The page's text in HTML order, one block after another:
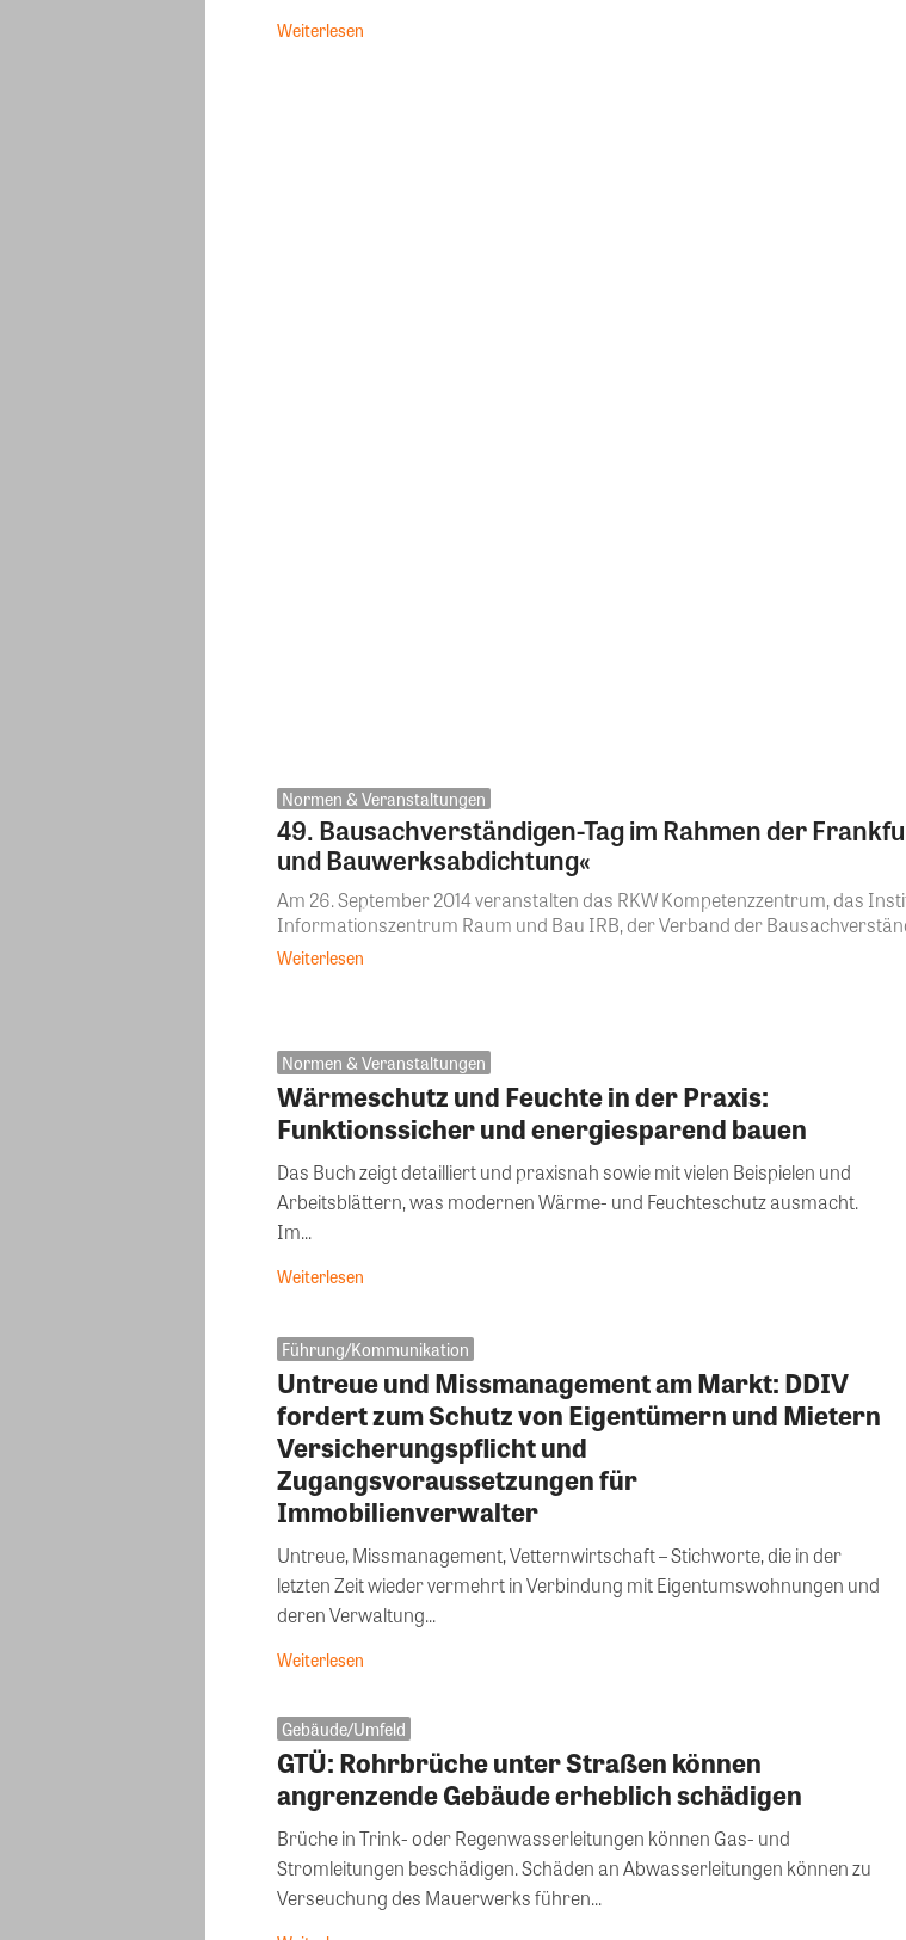
Weiterlesen
Normen & Veranstaltungen
49. Bausachverständigen-Tag im Rahmen der
und Bauwerksabdichtung«
Am 26. September 2014 veranstalten das RKW Kompetenzzentrum, das
Informationszentrum Raum und Bau IRB, der Verband der
Weiterlesen
Normen & Veranstaltungen
Wärmeschutz und Feuchte in der Praxis:
Funktionssicher und energiesparend bauen
Das Buch zeigt detailliert und praxisnah sowie mit vielen Beispielen und
Arbeitsblättern, was modernen Wärme- und Feuchteschutz ausmacht.
Im...
Weiterlesen
Führung/Kommunikation
Untreue und Missmanagement am Markt: DDIV
fordert zum Schutz von Eigentümern und Mietern
Versicherungspflicht und
Zugangsvoraussetzungen für
Immobilienverwalter
Untreue, Missmanagement, Vetternwirtschaft – Stichworte, die in der
letzten Zeit wieder vermehrt in Verbindung mit Eigentumswohnungen und
deren Verwaltung...
Weiterlesen
Gebäude/Umfeld
GTÜ: Rohrbrüche unter Straßen können
angrenzende Gebäude erheblich schädigen
Brüche in Trink- oder Regenwasserleitungen können Gas- und
Stromleitungen beschädigen. Schäden an Abwasserleitungen können zu
Verseuchung des Mauerwerks führen...